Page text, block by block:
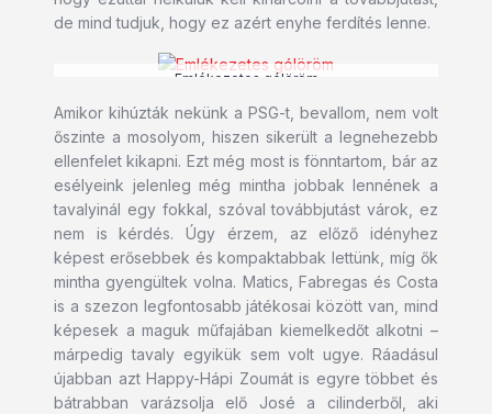
de mind tudjuk, hogy ez azért enyhe ferdítés lenne.
Emlékezetes gólöröm
Amikor kihúzták nekünk a PSG-t, bevallom, nem volt
őszinte a mosolyom, hiszen sikerült a legnehezebb
ellenfelet kikapni. Ezt még most is fönntartom, bár az
esélyeink jelenleg még mintha jobbak lennének a
tavalyinál egy fokkal, szóval továbbjutást várok, ez
nem is kérdés. Úgy érzem, az előző idényhez
képest erősebbek és kompaktabbak lettünk, míg ők
mintha gyengültek volna. Matics, Fabregas és Costa
is a szezon legfontosabb játékosai között van, mind
képesek a maguk műfajában kiemelkedőt alkotni –
márpedig tavaly egyikük sem volt ugye. Ráadásul
újabban azt Happy-Hápi Zoumát is egyre többet és
bátrabban varázsolja elő José a cilinderből, aki